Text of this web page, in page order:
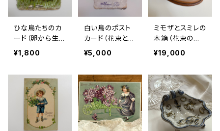
ひな鳥たちのカ
ード（卵から生ま
れた小鳥たち）
｜フランスアン
¥1,800
白い鳥のポスト
カード（花束とB
onne Fête）｜
フランスアンティ
¥5,000
ミモザとスミレの
木箱（花束の絵
付け／Nice）｜
フランスアンティ
¥19,000